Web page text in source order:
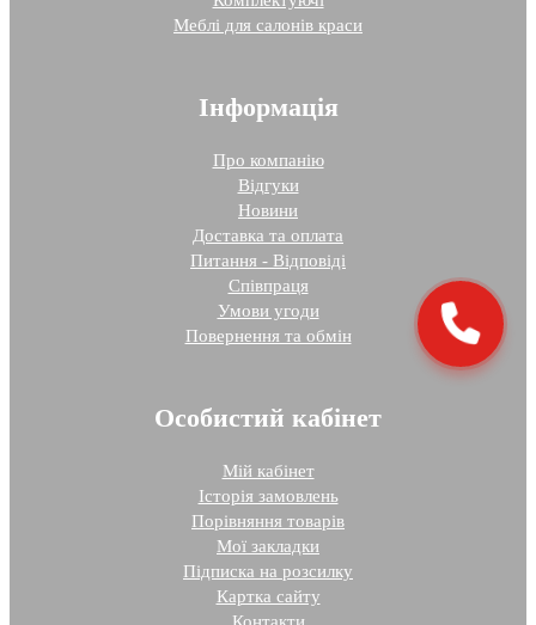
Меблі для салонів краси
Інформація
Про компанію
Відгуки
Новини
Доставка та оплата
Питання - Відповіді
Співпраця
Умови угоди
Повернення та обмін
Особистий кабінет
Мій кабінет
Історія замовлень
Порівняння товарів
Мої закладки
Підписка на розсилку
Картка сайту
Контакти